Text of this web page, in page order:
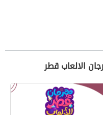
الالعاب قطر